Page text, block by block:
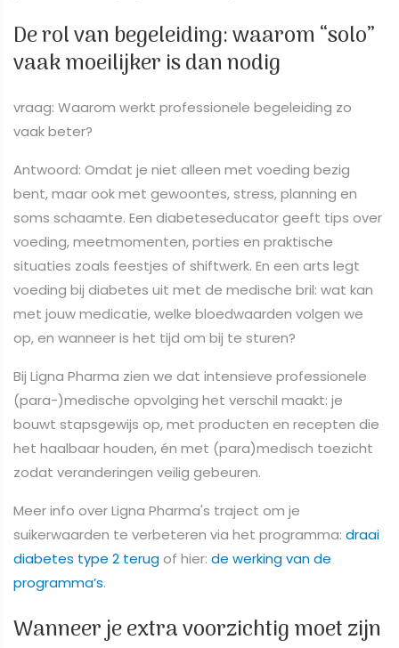
De rol van begeleiding: waarom “solo”
vaak moeilijker is dan nodig
vraag: Waarom werkt professionele begeleiding zo
vaak beter?
Antwoord: Omdat je niet alleen met voeding bezig
bent, maar ook met gewoontes, stress, planning en
soms schaamte. Een diabeteseducator geeft tips over
voeding, meetmomenten, porties en praktische
situaties zoals feestjes of shiftwerk. En een arts legt
voeding bij diabetes uit met de medische bril: wat kan
met jouw medicatie, welke bloedwaarden volgen we
op, en wanneer is het tijd om bij te sturen?
Bij Ligna Pharma zien we dat intensieve professionele
(para-)medische opvolging het verschil maakt: je
bouwt stapsgewijs op, met producten en recepten die
het haalbaar houden, én met (para)medisch toezicht
zodat veranderingen veilig gebeuren.
Meer info over Ligna Pharma's traject om je
suikerwaarden te verbeteren via het programma: draai
diabetes type 2 terugof hier: de werking van de
programma’s.
Wanneer je extra voorzichtig moet zijn